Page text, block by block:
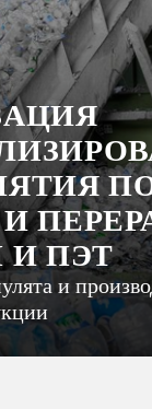
ПО
млн руб.